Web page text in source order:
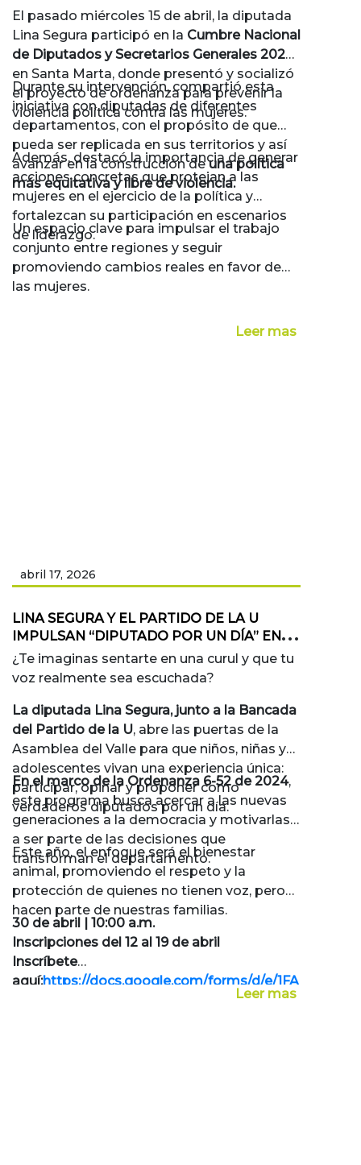
SOCIALIZANDO PROYECTO CONTRA LA
VIOLENCIA POLÍTICA HACIA LAS MUJERES
El pasado miércoles 15 de abril, la diputada
Lina Segura participó en la Cumbre Nacional
de Diputados y Secretarios Generales 2026
en Santa Marta, donde presentó y socializó
el proyecto de ordenanza para prevenir la
violencia política contra las mujeres.
Durante su intervención, compartió esta
iniciativa con diputadas de diferentes
departamentos, con el propósito de que
pueda ser replicada en sus territorios y así
avanzar en la construcción deuna política
más equitativa y libre de violencia.
Además, destacó la importancia de generar
acciones concretas que protejan a las
mujeres en el ejercicio de la política y
fortalezcan su participación en escenarios
de liderazgo.
Un espacio clave para impulsar el trabajo
conjunto entre regiones y seguir
promoviendo cambios reales en favor de
las mujeres.
Leer mas
abril 17, 2026
LINA SEGURA Y EL PARTIDO DE LA U
IMPULSAN “DIPUTADO POR UN DÍA” EN
EL VALLE DEL CAUCA
¿Te imaginas sentarte en una curul y que tu
voz realmente sea escuchada?
La diputada Lina Segura, junto a la Bancada
del Partido de la U, abre las puertas de la
Asamblea del Valle para que niños, niñas y
adolescentes vivan una experiencia única:
participar, opinar y proponer como
verdaderos diputados por un día.
En el marco de la Ordenanza 6-52 de 2024,
este programa busca acercar a las nuevas
generaciones a la democracia y motivarlas
a ser parte de las decisiones que
transforman el departamento.
Este año, el enfoque será el bienestar
animal, promoviendo el respeto y la
protección de quienes no tienen voz, pero
hacen parte de nuestras familias.
30 de abril | 10:00 a.m.
Inscripciones del 12 al 19 de abril
Inscríbete
aquí:https://docs.google.com/forms/d/e/
Leer mas